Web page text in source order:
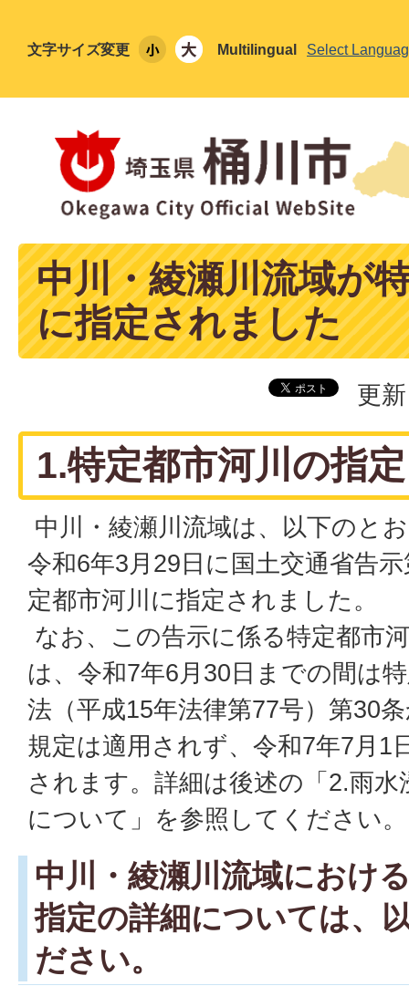
文字サイズ変更 Multilingual Select
中川・綾瀬川流域が
に指定されました
更
1.特定都市河川の指
中川・綾瀬川流域は、以下のと
令和6年3月29日に国土交通省告
定都市河川に指定されました。
なお、この告示に係る特定都市
は、令和7年6月30日までの間は
法（平成15年法律第77号）第30
規定は適用されず、令和7年7月1
されます。詳細は後述の「2.雨水
について」を参照してください。
中川・綾瀬川流域におけ
指定の詳細については、
ださい。